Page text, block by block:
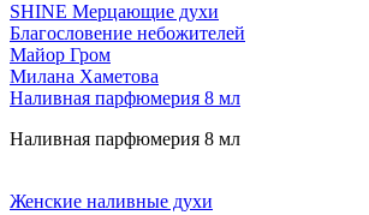
SHINE Мерцающие духи
Благословение небожителей
Майор Гром
Милана Хаметова
Наливная парфюмерия 8 мл
Наливная парфюмерия 8 мл
Женские наливные духи